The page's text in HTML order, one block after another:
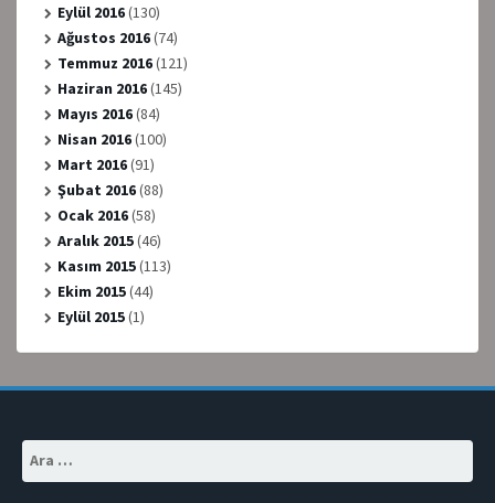
Eylül 2016(130)
Ağustos 2016(74)
Temmuz 2016(121)
Haziran 2016(145)
Mayıs 2016(84)
Nisan 2016(100)
Mart 2016(91)
Şubat 2016(88)
Ocak 2016(58)
Aralık 2015(46)
Kasım 2015(113)
Ekim 2015(44)
Eylül 2015(1)
Arama: